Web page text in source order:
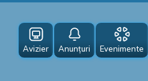
Avizier Anunțuri Evenimente